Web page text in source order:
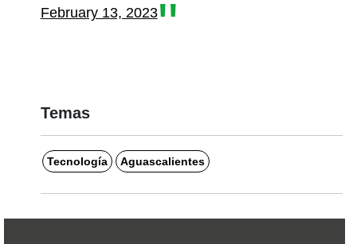
February 13, 2023
Temas
Tecnología Aguascalientes